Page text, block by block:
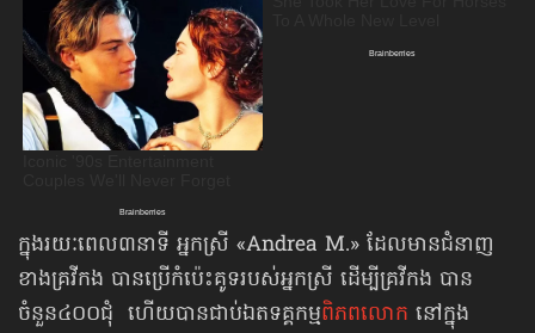
ក្នុងរយៈពេល​៣នាទី អ្នកស្រី «Andrea M.» ដែលមានជំនាញ
ខាងគ្រវីកង បានប្រើកំប៉េះគូទរបស់អ្នកស្រី ដើម្បីគ្រវីកង បាន
ចំនួន៤០០ជុំ ហើយបានជាប់ឯតទគ្គកម្មពិភពលោក នៅ​ក្នុង